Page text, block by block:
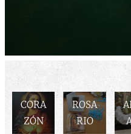
AL
SAGR
ADO
CORA
ZÓN
EL
SANT
O
ROSA
RIO
MAYO
, MES
OCTU
BRE,
MES
DEL
SANT